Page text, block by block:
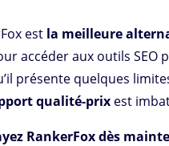
est la meilleure
accéder aux outils SEO
présente quelques
qualité-prixest
RankerFox dès